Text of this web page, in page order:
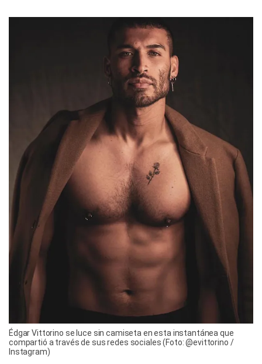
Édgar Vittorino se luce sin camiseta en esta instantánea que
compartió a través de sus redes sociales (Foto: @evittorino /
Instagram)